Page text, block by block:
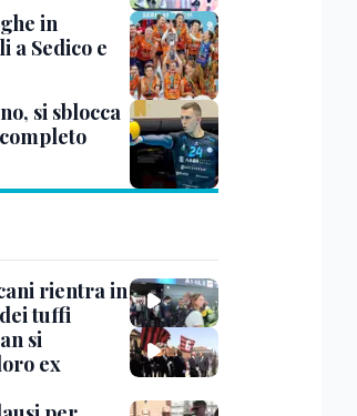
in
a Sedico e
si sblocca
rientra in
tuffi
si
ex